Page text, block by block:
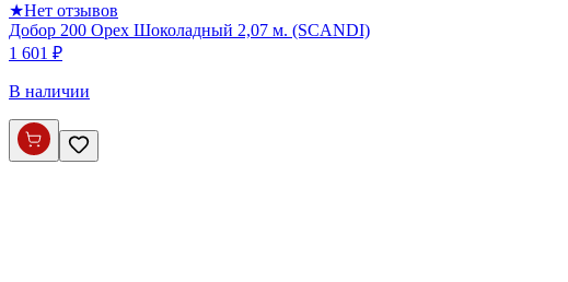
★Нет отзывов
Добор 200 Орех Шоколадный 2,07 м. (SCANDI)
1 601 ₽
В наличии